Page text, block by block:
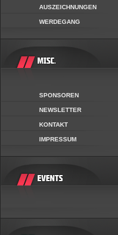
AUSZEICHNUNGEN
WERDEGANG
SPONSOREN
NEWSLETTER
KONTAKT
IMPRESSUM